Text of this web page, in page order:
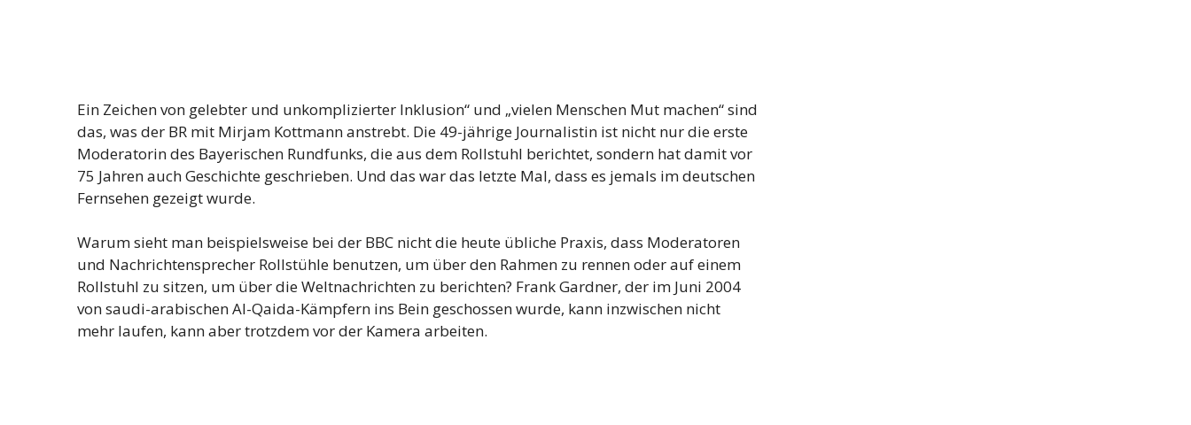
Ein Zeichen von gelebter und unkomplizierter Inklusion“ und „vielen Menschen Mut machen“ sind
das, was der BR mit Mirjam Kottmann anstrebt. Die 49-jährige Journalistin ist nicht nur die erste
Moderatorin des Bayerischen Rundfunks, die aus dem Rollstuhl berichtet, sondern hat damit vor
75 Jahren auch Geschichte geschrieben. Und das war das letzte Mal, dass es jemals im deutschen
Fernsehen gezeigt wurde.
Warum sieht man beispielsweise bei der BBC nicht die heute übliche Praxis, dass Moderatoren
und Nachrichtensprecher Rollstühle benutzen, um über den Rahmen zu rennen oder auf einem
Rollstuhl zu sitzen, um über die Weltnachrichten zu berichten? Frank Gardner, der im Juni 2004
von saudi-arabischen Al-Qaida-Kämpfern ins Bein geschossen wurde, kann inzwischen nicht
mehr laufen, kann aber trotzdem vor der Kamera arbeiten.